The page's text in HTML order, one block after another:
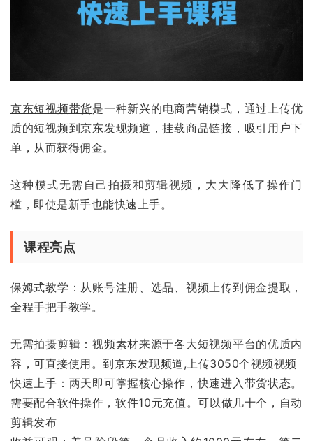
京东短视频带货是一种新兴的电商营销模式，通过上传优
质的短视频到京东发现频道，挂载商品链接，吸引用户下
单，从而获得佣金。
这种模式无需自己拍摄和剪辑视频，大大降低了操作门
槛，即使是新手也能快速上手。
课程亮点
保姆式教学：从账号注册、选品、视频上传到佣金提取，
全程手把手教学。
无需拍摄剪辑：视频素材来源于各大短视频平台的优质内
容，可直接使用。到京东发现频道,上传3050个视频视频
快速上手：两天即可掌握核心操作，快速进入带货状态。
需要配合软件操作，软件10元充值。可以做几十个，自动
剪辑发布